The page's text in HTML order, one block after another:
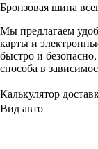
Бронзовая шина
Мы предлагаем
карты и
быстро и
способа в
Калькулятор
Вид авто